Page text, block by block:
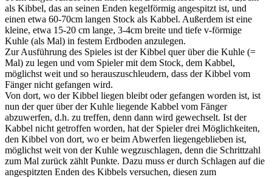
als Kibbel, das an seinen Enden kegelförmig angespitzt ist, und
einen etwa 60-70cm langen Stock als Kabbel. Außerdem ist eine
kleine, etwa 15-20 cm lange, 3-4cm breite und tiefe v-förmige
Kuhle (als Mal) in festem Erdboden anzulegen.
Zur Ausführung des Spieles ist der Kibbel quer über die Kuhle (=
Mal) zu legen und vom Spieler mit dem Stock, dem Kabbel,
möglichst weit und so herauszuschleudern, dass der Kibbel vom
Fänger nicht gefangen wird.
Von dort, wo der Kibbel liegen bleibt oder gefangen worden ist, ist
nun der quer über der Kuhle liegende Kabbel vom Fänger
abzuwerfen, d.h. zu treffen, denn dann wird gewechselt. Ist der
Kabbel nicht getroffen worden, hat der Spieler drei Möglichkeiten,
den Kibbel von dort, wo er beim Abwerfen liegengeblieben ist,
möglichst weit von der Kuhle wegzuschlagen, denn die Schrittzahl
zum Mal zurück zählt Punkte. Dazu muss er durch Schlagen auf die
angespitzten Enden des Kibbels versuchen, diesen zum